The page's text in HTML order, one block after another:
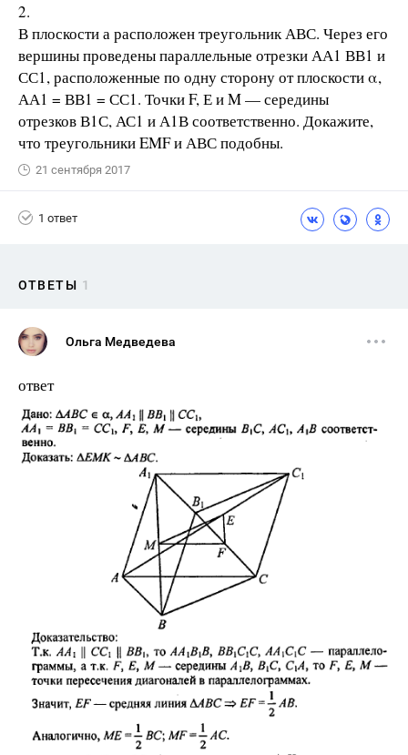
2.
В плоскости а расположен треугольник АВС. Через его
вершины проведены параллельные отрезки АА1 ВВ1 и
СС1, расположенные по одну сторону от плоскости α,
АА1 = ВВ1 = СС1. Точки F, Е и M — середины
отрезков В1С, АС1 и А1В соответственно. Докажите,
что треугольники EMF и АВС подобны.
21 сентября 2017
1 ответ
ОТВЕТЫ 1
Ольга Медведева
ответ